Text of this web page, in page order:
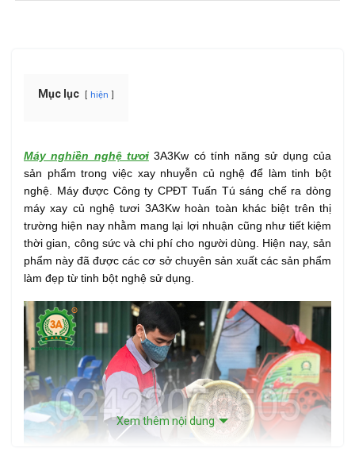
Mục lục hiện
Máy nghiền nghệ tươi3A3Kw có tính năng sử dụng của
sản phẩm trong việc xay nhuyễn củ nghệ để làm tinh bột
nghệ. Máy được Công ty CPĐT Tuấn Tú sáng chế ra dòng
máy xay củ nghệ tươi 3A3Kw hoàn toàn khác biệt trên thị
trường hiện nay nhằm mang lại lợi nhuận cũng như tiết kiệm
thời gian, công sức và chi phí cho người dùng. Hiện nay, sản
phẩm này đã được các cơ sở chuyên sản xuất các sản phẩm
làm đẹp từ tinh bột nghệ sử dụng.
Xem thêm nội dung